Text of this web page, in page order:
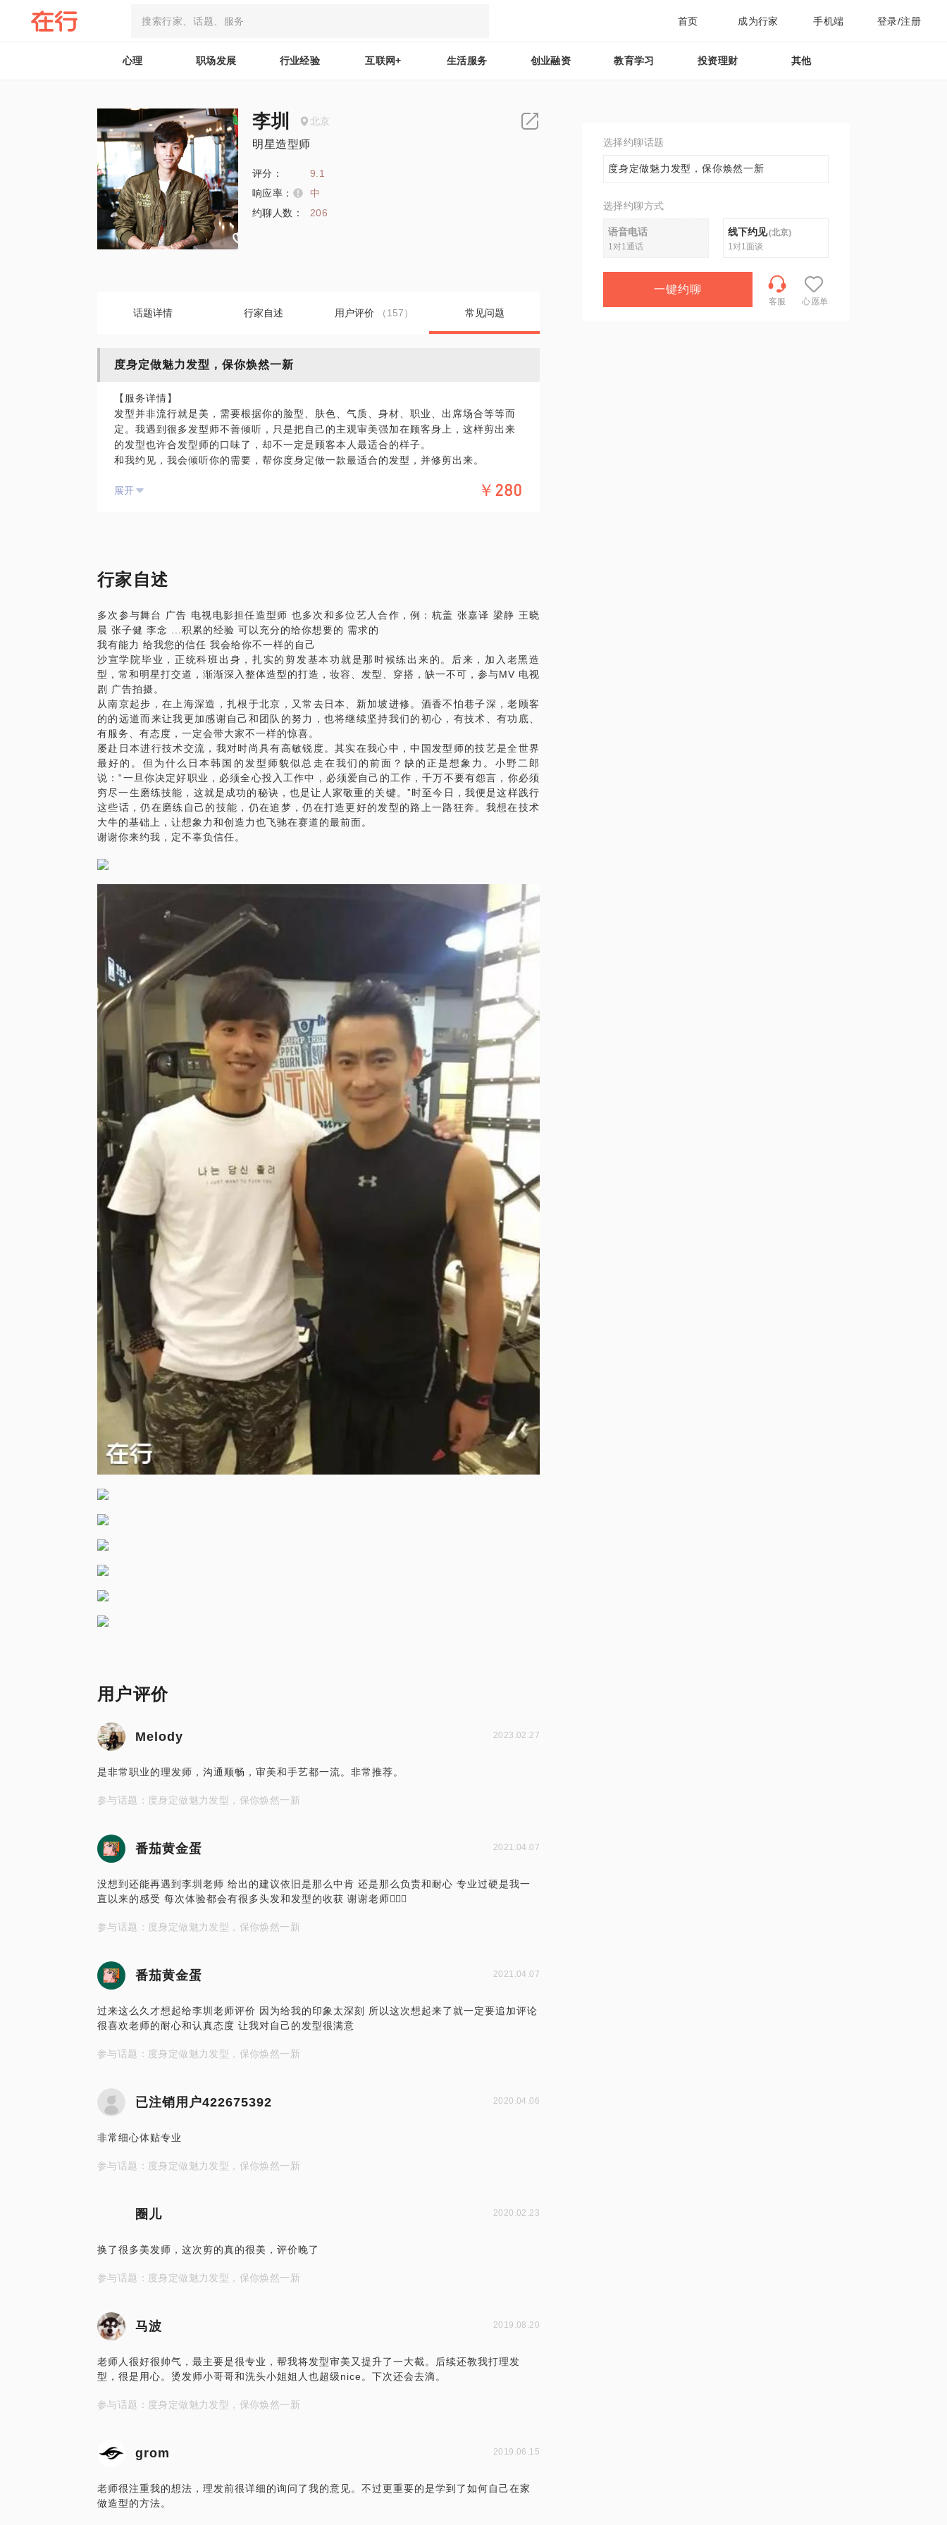
首页 成为行家 手机端 登录/注册
心理 职场发展 行业经验 互联网+ 生活服务 创业融资 教育学习 投资理财 其他
李圳 北京
明星造型师
评分：
9.1
响应率：
中
约聊人数：
206
话题详情 行家自述 用户评价 （157） 常见问题
度身定做魅力发型，保你焕然一新
【服务详情】
发型并非流行就是美，需要根据你的脸型、肤色、气质、身材、职业、出席场合等等而
定。我遇到很多发型师不善倾听，只是把自己的主观审美强加在顾客身上，这样剪出来
的发型也许合发型师的口味了，却不一定是顾客本人最适合的样子。
和我约见，我会倾听你的需要，帮你度身定做一款最适合的发型，并修剪出来。
你可以拿着任何一张你喜欢的发型的照片来找我，我能教你怎么自己在家大致做出这个
[ 地点 ] 远洋光华国际AB座1层01单元至·ACME
[ 时长 ] 约 1 小时
[ 沟通 ] 洗剪吹 √ 护理头发方法 √ 日常打理手法 √ 简单造型手法 √
[ 产品 ] 进口洗发水
展开 ￥280
行家自述
多次参与舞台 广告 电视电影担任造型师 也多次和多位艺人合作，例：杭盖 张嘉译 梁静 王晓
晨 张子健 李念 ...积累的经验 可以充分的给你想要的 需求的
我有能力 给我您的信任 我会给你不一样的自己
沙宣学院毕业，正统科班出身，扎实的剪发基本功就是那时候练出来的。后来，加入老黑造
型，常和明星打交道，渐渐深入整体造型的打造，妆容、发型、穿搭，缺一不可，参与MV 电视
剧 广告拍摄。
从南京起步，在上海深造，扎根于北京，又常去日本、新加坡进修。酒香不怕巷子深，老顾客
的的远道而来让我更加感谢自己和团队的努力，也将继续坚持我们的初心，有技术、有功底、
有服务、有态度，一定会带大家不一样的惊喜。
屡赴日本进行技术交流，我对时尚具有高敏锐度。其实在我心中，中国发型师的技艺是全世界
最好的。但为什么日本韩国的发型师貌似总走在我们的前面？缺的正是想象力。小野二郎
说：“一旦你决定好职业，必须全心投入工作中，必须爱自己的工作，千万不要有怨言，你必须
穷尽一生磨练技能，这就是成功的秘诀，也是让人家敬重的关键。”时至今日，我便是这样践行
这些话，仍在磨练自己的技能，仍在追梦，仍在打造更好的发型的路上一路狂奔。我想在技术
大牛的基础上，让想象力和创造力也飞驰在赛道的最前面。
谢谢你来约我，定不辜负信任。
用户评价
Melody 2023.02.27
是非常职业的理发师，沟通顺畅，审美和手艺都一流。非常推荐。
参与话题：度身定做魅力发型，保你焕然一新
番茄黄金蛋 2021.04.07
没想到还能再遇到李圳老师 给出的建议依旧是那么中肯 还是那么负责和耐心 专业过硬是我一
直以来的感受 每次体验都会有很多头发和发型的收获 谢谢老师🙆🏻‍♀️
参与话题：度身定做魅力发型，保你焕然一新
番茄黄金蛋 2021.04.07
过来这么久才想起给李圳老师评价 因为给我的印象太深刻 所以这次想起来了就一定要追加评论
很喜欢老师的耐心和认真态度 让我对自己的发型很满意
参与话题：度身定做魅力发型，保你焕然一新
已注销用户422675392 2020.04.06
非常细心体贴专业
参与话题：度身定做魅力发型，保你焕然一新
圈儿 2020.02.23
换了很多美发师，这次剪的真的很美，评价晚了
参与话题：度身定做魅力发型，保你焕然一新
马波 2019.08.20
老师人很好很帅气，最主要是很专业，帮我将发型审美又提升了一大截。后续还教我打理发
型，很是用心。烫发师小哥哥和洗头小姐姐人也超级nice。下次还会去滴。
参与话题：度身定做魅力发型，保你焕然一新
grom 2019.06.15
老师很注重我的想法，理发前很详细的询问了我的意见。不过更重要的是学到了如何自己在家
做造型的方法。
选择约聊话题
度身定做魅力发型，保你焕然一新
选择约聊方式
语音电话
1对1通话
线下约见(北京)
1对1面谈
一键约聊
客服 心愿单